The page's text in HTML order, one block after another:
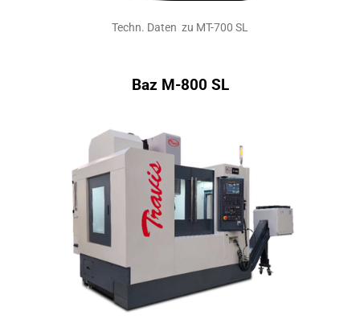
Techn. Daten zu MT-700 SL
Baz M-800 SL